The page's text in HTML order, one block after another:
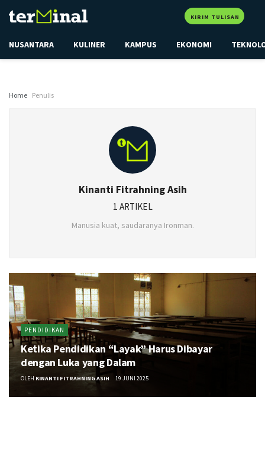
KIRIM TULISAN
NUSANTARA KULINER KAMPUS EKONOMI
Home Penulis
Kinanti Fitrahning Asih
1 ARTIKEL
Manusia kuat, saudaranya Ironman.
PENDIDIKAN
Ketika Pendidikan “Layak” Harus Dibayar
dengan Luka yang Dalam
OLEH KINANTI FITRAHNING ASIH 19 JUNI 2025